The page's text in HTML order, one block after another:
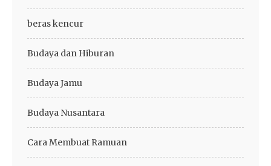
beras kencur
Budaya dan Hiburan
Budaya Jamu
Budaya Nusantara
Cara Membuat Ramuan